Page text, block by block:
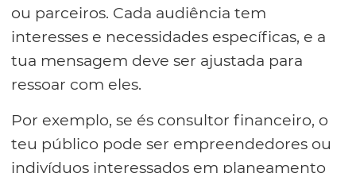
ou parceiros. Cada audiência tem
interesses e necessidades específicas, e a
tua mensagem deve ser ajustada para
ressoar com eles.
Por exemplo, se és consultor financeiro, o
teu público pode ser empreendedores ou
indivíduos interessados em planeamento